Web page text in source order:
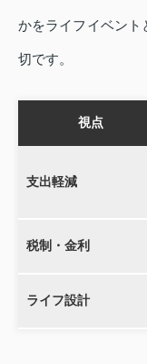
かをライフイベント
切です。
視点
支出軽減
税制・金利
ライフ設計